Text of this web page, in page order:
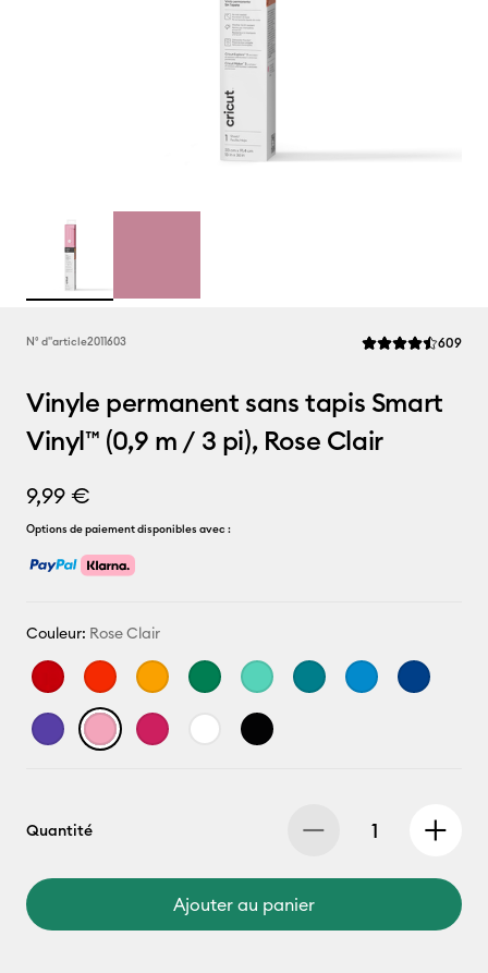
N° d''article2011603 La note moyenne
609
Vinyle permanent sans tapis Smart
Vinyl™ (0,9 m / 3 pi), Rose Clair
9,99 €
Options de paiement disponibles avec :
Couleur: Rose Clair
Quantité
Ajouter au panier